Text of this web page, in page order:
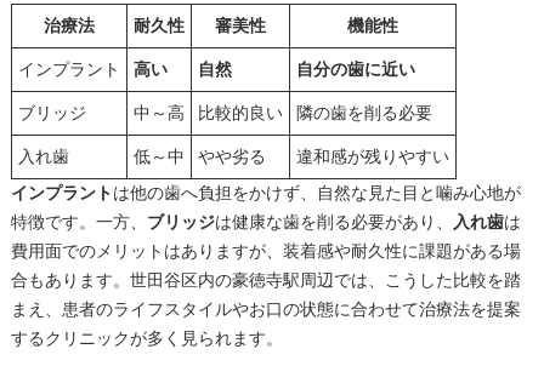
治療法 耐久性 審美性 機能性
インプラント 高い 自然 自分の歯に近い
ブリッジ 中～高 比較的良い 隣の歯を削る必要
入れ歯 低～中 やや劣る
違和感が残りやすい
インプラント は他の歯へ負担をかけず、自然な見た目と噛み心地が
特徴です。一方、 ブリッジは健康な歯を削る必要があり、 入れ歯は
費用面でのメリットはありますが、装着感や耐久性に課題がある場
合もあります。世田谷区内の豪徳寺駅周辺では、こうした比較を踏
まえ、患者のライフスタイルやお口の状態に合わせて治療法を提案
するクリニックが多く見られます。